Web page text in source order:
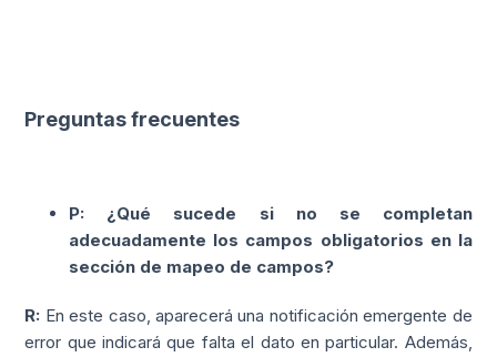
Preguntas frecuentes
P: ¿Qué sucede si no se completan
adecuadamente los campos obligatorios en la
sección de mapeo de campos?
R: En este caso, aparecerá una notificación emergente de
error que indicará que falta el dato en particular. Además,